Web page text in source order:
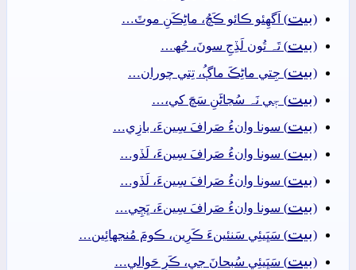
(بيت) اَگهِئو ڪائو ڪَچُ، ماڻِڪَنِ موٽَ…
(بيت) تَہ تُون لَڏِجِ سونَ، جُھ…
(بيت) جِتي ماڻِڪَ ماڳُ، تِتي چوران…
(بيت) جٖي نَہ سُڃاڻَنِ سَچَ کي،…
(بيت) سونا وانءُ صَرافَ سِينءَ، بازِي…
(بيت) سونا وانءُ صَرافَ سِينءَ، لَڏو…
(بيت) سونا وانءُ صَرافَ سِينءَ، لَڏو…
(بيت) سونا وانءُ صَرافَ سِينءَ، ڀَڄِي…
(بيت) سَڀَيئِي سَنئينءَ ڪَرِين، ڪومَ مُنجهائِين…
(بيت) سَڀَيئِي سُبحانَ جي، ڪَرِ حَوالي…